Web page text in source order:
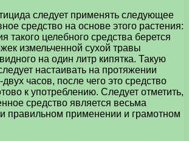
следует применять следующее
средство на основе этого растения:
такого целебного средства берется
измельченной сухой травы
на один литр кипятка. Такую
настаивать на протяжении
часов, после чего это средство
к употреблению. Следует отметить,
средство является весьма
правильном применении и грамотном